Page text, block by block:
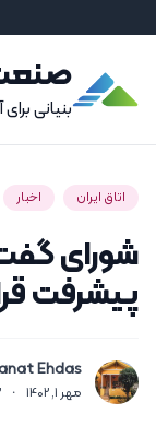
بنیانی
اتاق ایران اخبار
شورای
پیشرفت
Ehdas
مهر 1, 1402 ·